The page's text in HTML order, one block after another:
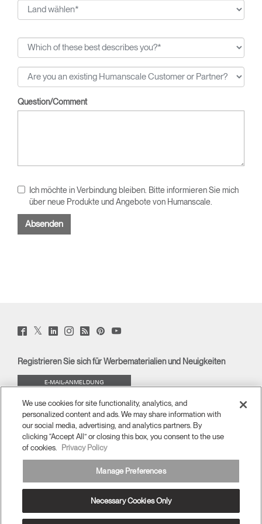
gewichtserkennende Neigungsfunktion von Stühlen
gehören.
Question/Comment
Ich möchte in Verbindung bleiben. Bitte informieren Sie mich
über neue Produkte und Angebote von Humanscale.
Facebook
(opens
Twitter
(opens
LinkedIn
(opens
Instagram
(opens
Humanscale
Blog
window)
PinterstYouTube
Registrieren Sie sich für Werbematerialien und Neuigkeiten
E-MAIL-ANMELDUNG
ÜBERBLICK
ERGONOMISCHE HILFSMITTEL
MEDIENCENTER
Datenschutzrichtlinien Abbestellen
Ⓒ 2026 Humanscale. Alle Rechte vorbehalten.
We use cookies for site functionality, analytics, and
personalized content and ads. We may share information with
our social media, advertising, and analytics partners. By
clicking “Accept All” or closing this box, you consent to the use
of cookies.
Privacy Policy
Manage Preferences
Necessary Cookies Only